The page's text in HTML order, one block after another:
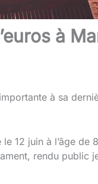
à
à sa
12 juin à l’âge de
rendu public